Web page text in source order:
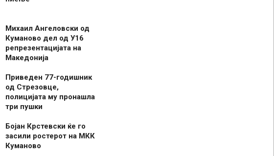
Михаил Ангеловски од
Куманово дел од У16
репрезентацијата на
Македонија
Приведен 77-годишник
од Стрезовце,
полицијата му пронашла
три пушки
Бојан Крстевски ќе го
засили ростерот на МКК
Куманово